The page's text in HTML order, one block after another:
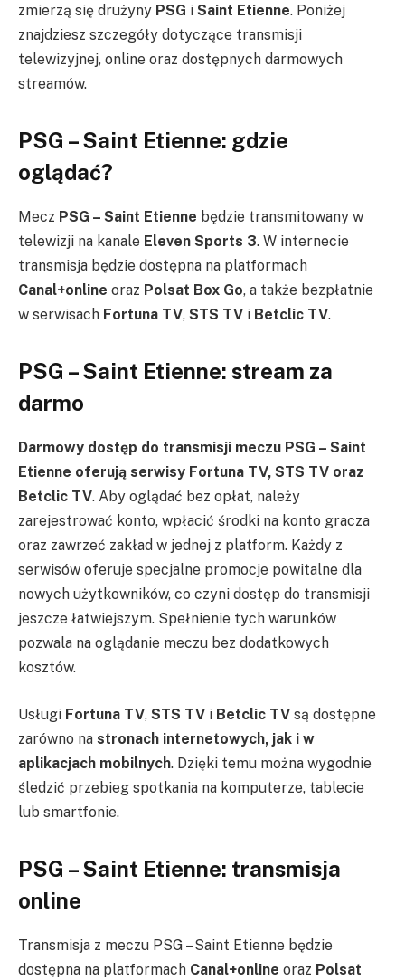
zmierzą się drużyny PSG i Saint Etienne. Poniżej
znajdziesz szczegóły dotyczące transmisji
telewizyjnej, online oraz dostępnych darmowych
streamów.
PSG – Saint Etienne: gdzie
oglądać?
Mecz PSG – Saint Etienne będzie transmitowany w
telewizji na kanale Eleven Sports 3. W internecie
transmisja będzie dostępna na platformach
Canal+online oraz Polsat Box Go, a także bezpłatnie
w serwisach Fortuna TV, STS TV i Betclic TV.
PSG – Saint Etienne: stream za
darmo
Darmowy dostęp do transmisji meczu PSG – Saint
Etienne oferują serwisy Fortuna TV, STS TV oraz
Betclic TV. Aby oglądać bez opłat, należy
zarejestrować konto, wpłacić środki na konto gracza
oraz zawrzeć zakład w jednej z platform. Każdy z
serwisów oferuje specjalne promocje powitalne dla
nowych użytkowników, co czyni dostęp do transmisji
jeszcze łatwiejszym. Spełnienie tych warunków
pozwala na oglądanie meczu bez dodatkowych
kosztów.
Usługi Fortuna TV, STS TV i Betclic TV są dostępne
zarówno na stronach internetowych, jak i w
aplikacjach mobilnych. Dzięki temu można wygodnie
śledzić przebieg spotkania na komputerze, tablecie
lub smartfonie.
PSG – Saint Etienne: transmisja
online
Transmisja z meczu PSG – Saint Etienne będzie
dostępna na platformach Canal+online oraz Polsat